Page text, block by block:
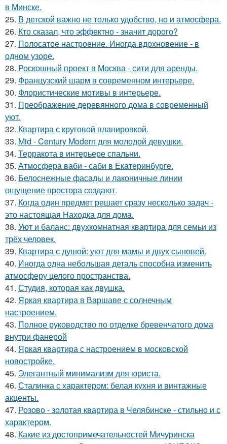
в Минске.
25. В детской важно не только удобство, но и атмосфера.
26. Кто сказал, что эффектно - значит дорого?
27. Полосатое настроение. Иногда вдохновение - в
одном узоре.
28. Роскошный проект в Москва - сити для аренды.
29. Французский шарм в современном интерьере.
30. Флористические мотивы в интерьере.
31. Преображение деревянного дома в современный
уют.
32. Квартира с круговой планировкой.
33. Mid - Century Modern для молодой девушки.
34. Терракота в интерьере спальни.
35. Атмосфера ваби - саби в Екатеринбурге.
36. Белоснежные фасады и лаконичные линии
ощущение простора создают.
37. Когда один предмет решает сразу несколько задач -
это настоящая Находка для дома.
38. Уют и баланс: двухкомнатная квартира для семьи из
трёх человек.
39. Квартира с душой: уют для мамы и двух сыновей.
40. Иногда одна небольшая деталь способна изменить
атмосферу целого пространства.
41. Студия, которая как двушка.
42. Яркая квартира в Варшаве с солнечным
настроением.
43. Полное руководство по отделке бревенчатого дома
внутри фанерой
44. Яркая квартира с настроением в московской
новостройке.
45. Элегантный минимализм для юриста.
46. Сталинка с характером: белая кухня и винтажные
акценты.
47. Розово - золотая квартира в Челябинске - стильно и с
характером.
48. Какие из достопримечательностей Мичуринска